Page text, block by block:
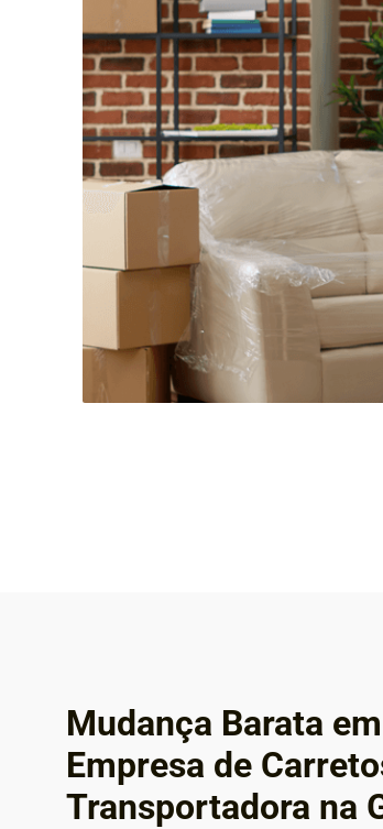
Mudança Barata
Empresa de
Transportadora na